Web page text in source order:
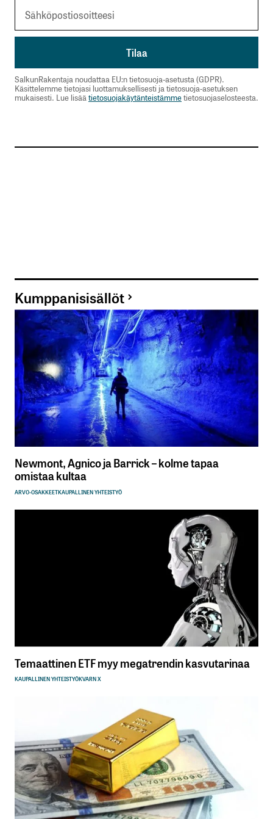
SalkunRakentaja noudattaa EU:n tietosuoja-asetusta (GDPR).
Käsittelemme tietojasi luottamuksellisesti ja tietosuoja-asetuksen
mukaisesti. Lue lisää tietosuojakäytänteistämmetietosuojaselosteesta.
Kumppanisisällöt
Newmont, Agnico ja Barrick – kolme tapaa
omistaa kultaa
ARVO-OSAKKEETKAUPALLINEN YHTEISTYÖ
Temaattinen ETF myy megatrendin kasvutarinaa
KAUPALLINEN YHTEISTYÖKVARN X